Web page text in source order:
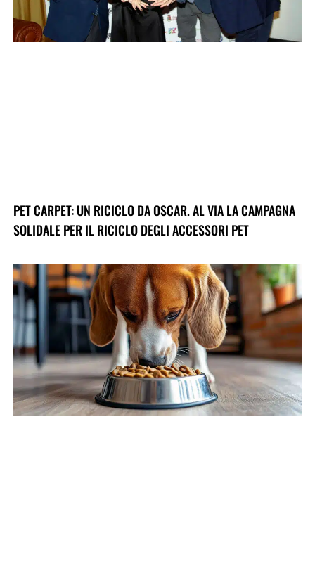
PET CARPET: UN RICICLO DA OSCAR. AL VIA LA CAMPAGNA
SOLIDALE PER IL RICICLO DEGLI ACCESSORI PET